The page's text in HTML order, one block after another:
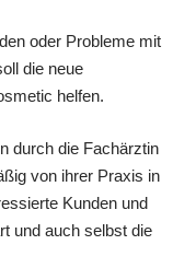
oder Probleme mit
die neue
helfen.
durch die Fachärztin
von ihrer Praxis in
Kunden und
und auch selbst die